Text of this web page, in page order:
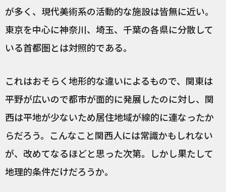
が多く、現代美術系の活動的な施設は皆無に近い。
東京を中心に神奈川、埼玉、千葉の各県に分散して
いる首都圏とは対照的である。
これはおそらく地形的な違いによるもので、関東は
平野が広いので都市が面的に発展したのに対し、関
西は平地が少ないため居住地域が線的に連なったか
らだろう。こんなこと関西人には常識かもしれない
が、改めてなるほどと思った次第。しかし果たして
地理的条件だけだろうか。